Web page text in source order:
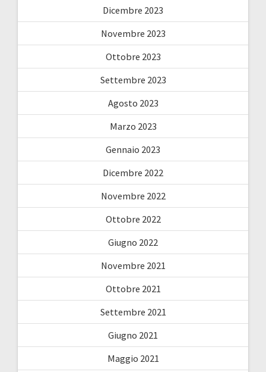
Dicembre 2023
Novembre 2023
Ottobre 2023
Settembre 2023
Agosto 2023
Marzo 2023
Gennaio 2023
Dicembre 2022
Novembre 2022
Ottobre 2022
Giugno 2022
Novembre 2021
Ottobre 2021
Settembre 2021
Giugno 2021
Maggio 2021